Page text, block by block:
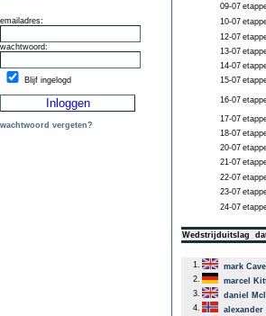
emailadres:
wachtwoord:
Blijf ingelogd
wachtwoord vergeten?
09-07
10-07
12-07
13-07
14-07
15-07
16-07
17-07
18-07
20-07
21-07
22-07
23-07
24-07
Wedstrijduitslag
1.
mark
2.
marcel
3.
daniel
4.